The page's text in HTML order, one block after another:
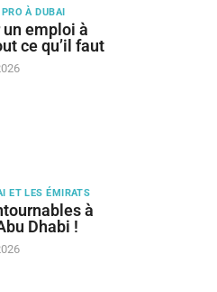
À DUBAI
emploi à
ce qu’il faut
ET LES ÉMIRATS
à
Dhabi !